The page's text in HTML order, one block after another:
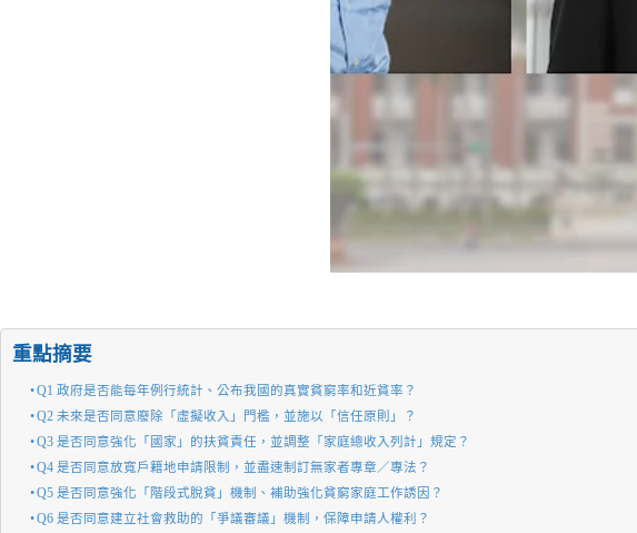
重點摘要
Q1 政府是否能每年例行統計、公布我國的真實貧窮率和近貧率？
Q2 未來是否同意廢除「虛擬收入」門檻，並施以「信任原則」？
Q3 是否同意強化「國家」的扶貧責任，並調整「家庭總收入列計」規定？
Q4 是否同意放寬戶籍地申請限制，並盡速制訂無家者專章／專法？
Q5 是否同意強化「階段式脫貧」機制、補助強化貧窮家庭工作誘因？
Q6 是否同意建立社會救助的「爭議審議」機制，保障申請人權利？